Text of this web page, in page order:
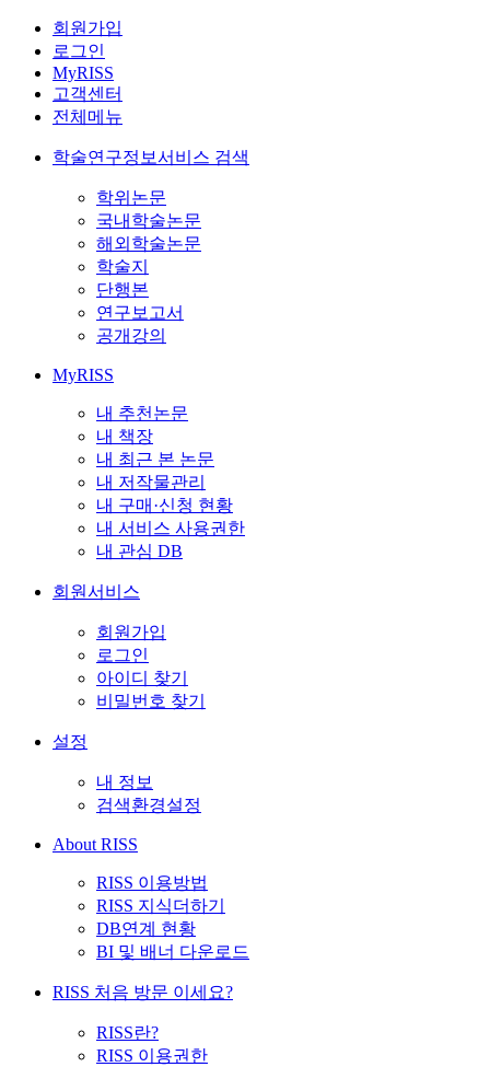
회원가입
로그인
MyRISS
고객센터
전체메뉴
학술연구정보서비스 검색
학위논문
국내학술논문
해외학술논문
학술지
단행본
연구보고서
공개강의
MyRISS
내 추천논문
내 책장
내 최근 본 논문
내 저작물관리
내 구매·신청 현황
내 서비스 사용권한
내 관심 DB
회원서비스
회원가입
로그인
아이디 찾기
비밀번호 찾기
설정
내 정보
검색환경설정
About RISS
RISS 이용방법
RISS 지식더하기
DB연계 현황
BI 및 배너 다운로드
RISS 처음 방문 이세요?
RISS란?
RISS 이용권한